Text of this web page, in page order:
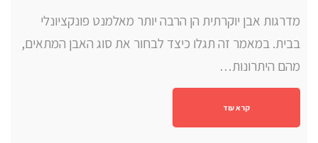
מדרגות אבן יוקרתית הן הרבה יותר מאלמנט פונקציונלי
בבית. במאמר זה תגלו כיצד לבחור את סוג האבן המתאים,
מהם היתרונות…
קרא עוד